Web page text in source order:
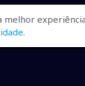
melhor
.